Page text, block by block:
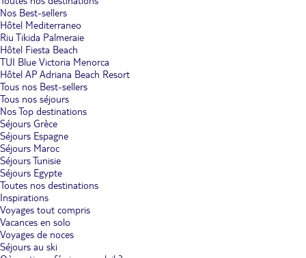
Nos Best-sellers
Hôtel Mediterraneo
Riu Tikida Palmeraie
Hôtel Fiesta Beach
TUI Blue Victoria Menorca
Hôtel AP Adriana Beach Resort
Tous nos Best-sellers
Tous nos séjours
Nos Top destinations
Séjours Grèce
Séjours Espagne
Séjours Maroc
Séjours Tunisie
Séjours Egypte
Toutes nos destinations
Inspirations
Voyages tout compris
Vacances en solo
Voyages de noces
Séjours au ski